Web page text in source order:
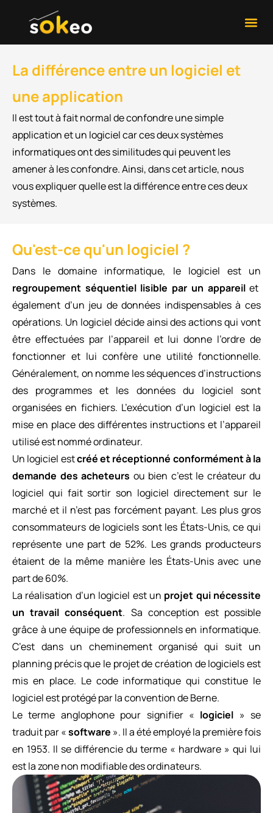
La différence entre un logiciel et
une application
Il est tout à fait normal de confondre une simple
application et un logiciel car ces deux systèmes
informatiques ont des similitudes qui peuvent les
amener à les confondre. Ainsi, dans cet article, nous
vous expliquer quelle est la différence entre ces deux
systèmes.
Qu'est-ce qu'un logiciel ?
Dans le domaine informatique, le logiciel est un
regroupement séquentiel lisible par un appareilet
également d’un jeu de données indispensables à ces
opérations. Un logiciel décide ainsi des actions qui vont
être effectuées par l’appareil et lui donne l’ordre de
fonctionner et lui confère une utilité fonctionnelle.
Généralement, on nomme les séquences d’instructions
des programmes et les données du logiciel sont
organisées en fichiers. L’exécution d’un logiciel est la
mise en place des différentes instructions et l’appareil
utilisé est nommé ordinateur.
Un logiciel estcréé et réceptionné conformément à la
demande des acheteurs ou bien c’est le créateur du
logiciel qui fait sortir son logiciel directement sur le
marché et il n’est pas forcément payant. Les plus gros
consommateurs de logiciels sont les États-Unis, ce qui
représente une part de 52%. Les grands producteurs
étaient de la même manière les États-Unis avec une
part de 60%.
La réalisation d’un logiciel est un projet qui nécessite
un travail conséquent. Sa conception est possible
grâce à une équipe de professionnels en informatique.
C’est dans un cheminement organisé qui suit un
planning précis que le projet de création de logiciels est
mis en place. Le code informatique qui constitue le
logiciel est protégé par la convention de Berne.
Le terme anglophone pour signifier « logiciel » se
traduit par «software ». Il a été employé la première fois
en 1953. Il se différencie du terme « hardware » qui lui
est la zone non modifiable des ordinateurs.